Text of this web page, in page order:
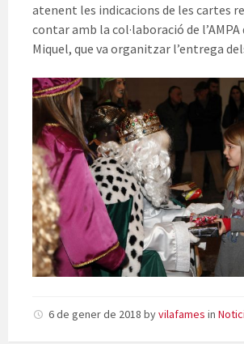
atenent les indicacions de les cartes
contar amb la col·laboració de l’AMPA
Miquel, que va organitzar l’entrega
6 de gener de 2018 byvilafames in